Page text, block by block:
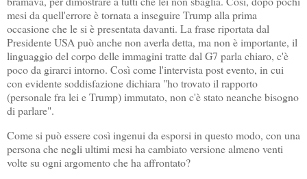
mesi da quell'errore è tornata a inseguire Trump alla prima
occasione che le si è presentata davanti. La frase riportata dal
Presidente USA può anche non averla detta, ma non è importante, il
linguaggio del corpo delle immagini tratte dal G7 parla chiaro, c'è
poco da girarci intorno. Così come l'intervista post evento, in cui
con evidente soddisfazione dichiara "ho trovato il rapporto
(personale fra lei e Trump) immutato, non c'è stato neanche bisogno
di parlare".
Come si può essere così ingenui da esporsi in questo modo, con una
persona che negli ultimi mesi ha cambiato versione almeno venti
volte su ogni argomento che ha affrontato?